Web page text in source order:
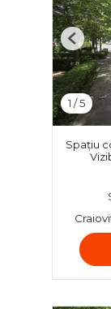
1 /5
Spațiu